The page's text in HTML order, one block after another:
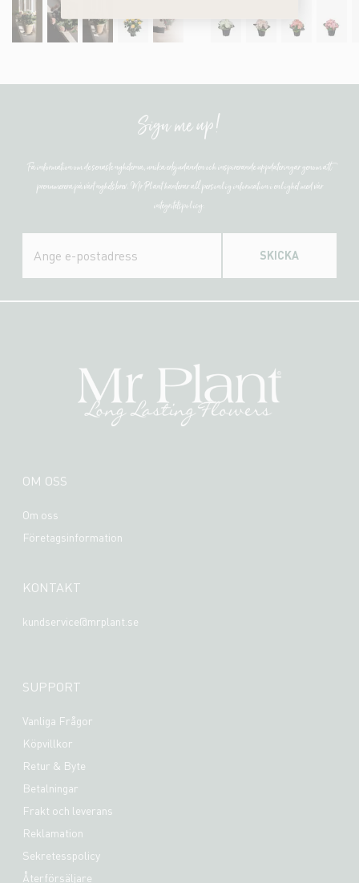
Sign me up!
Få information om de senaste nyheterna, unika erbjudanden och inspirerande uppdateringar genom att
prenumerera på vårt nyhetsbrev. Mr Plant hanterar all personlig information i enlighet med vår
integritetspolicy.
SKICKA
OM OSS
Om oss
Företagsinformation
KONTAKT
kundservice@mrplant.se
SUPPORT
Vanliga Frågor
Köpvillkor
Retur & Byte
Betalningar
Frakt och leverans
Reklamation
Sekretesspolicy
Återförsäljare